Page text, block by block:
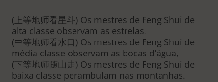
(上等地师看星斗) Os mestres de Feng Shui de
alta classe observam as estrelas,
(中等地师看水口) Os mestres de Feng Shui de
média classe observam as bocas d’água,
(下等地师随山走) Os mestres de Feng Shui de
baixa classe perambulam nas montanhas.